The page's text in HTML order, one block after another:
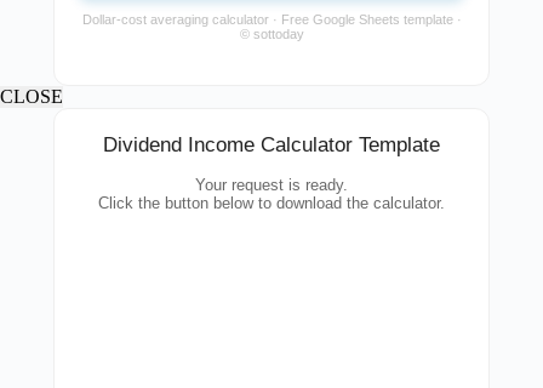
Dollar-cost averaging calculator · Free Google Sheets template ·
© sottoday
CLOSE
Dividend Income Calculator Template
Your request is ready.
Click the button below to download the calculator.